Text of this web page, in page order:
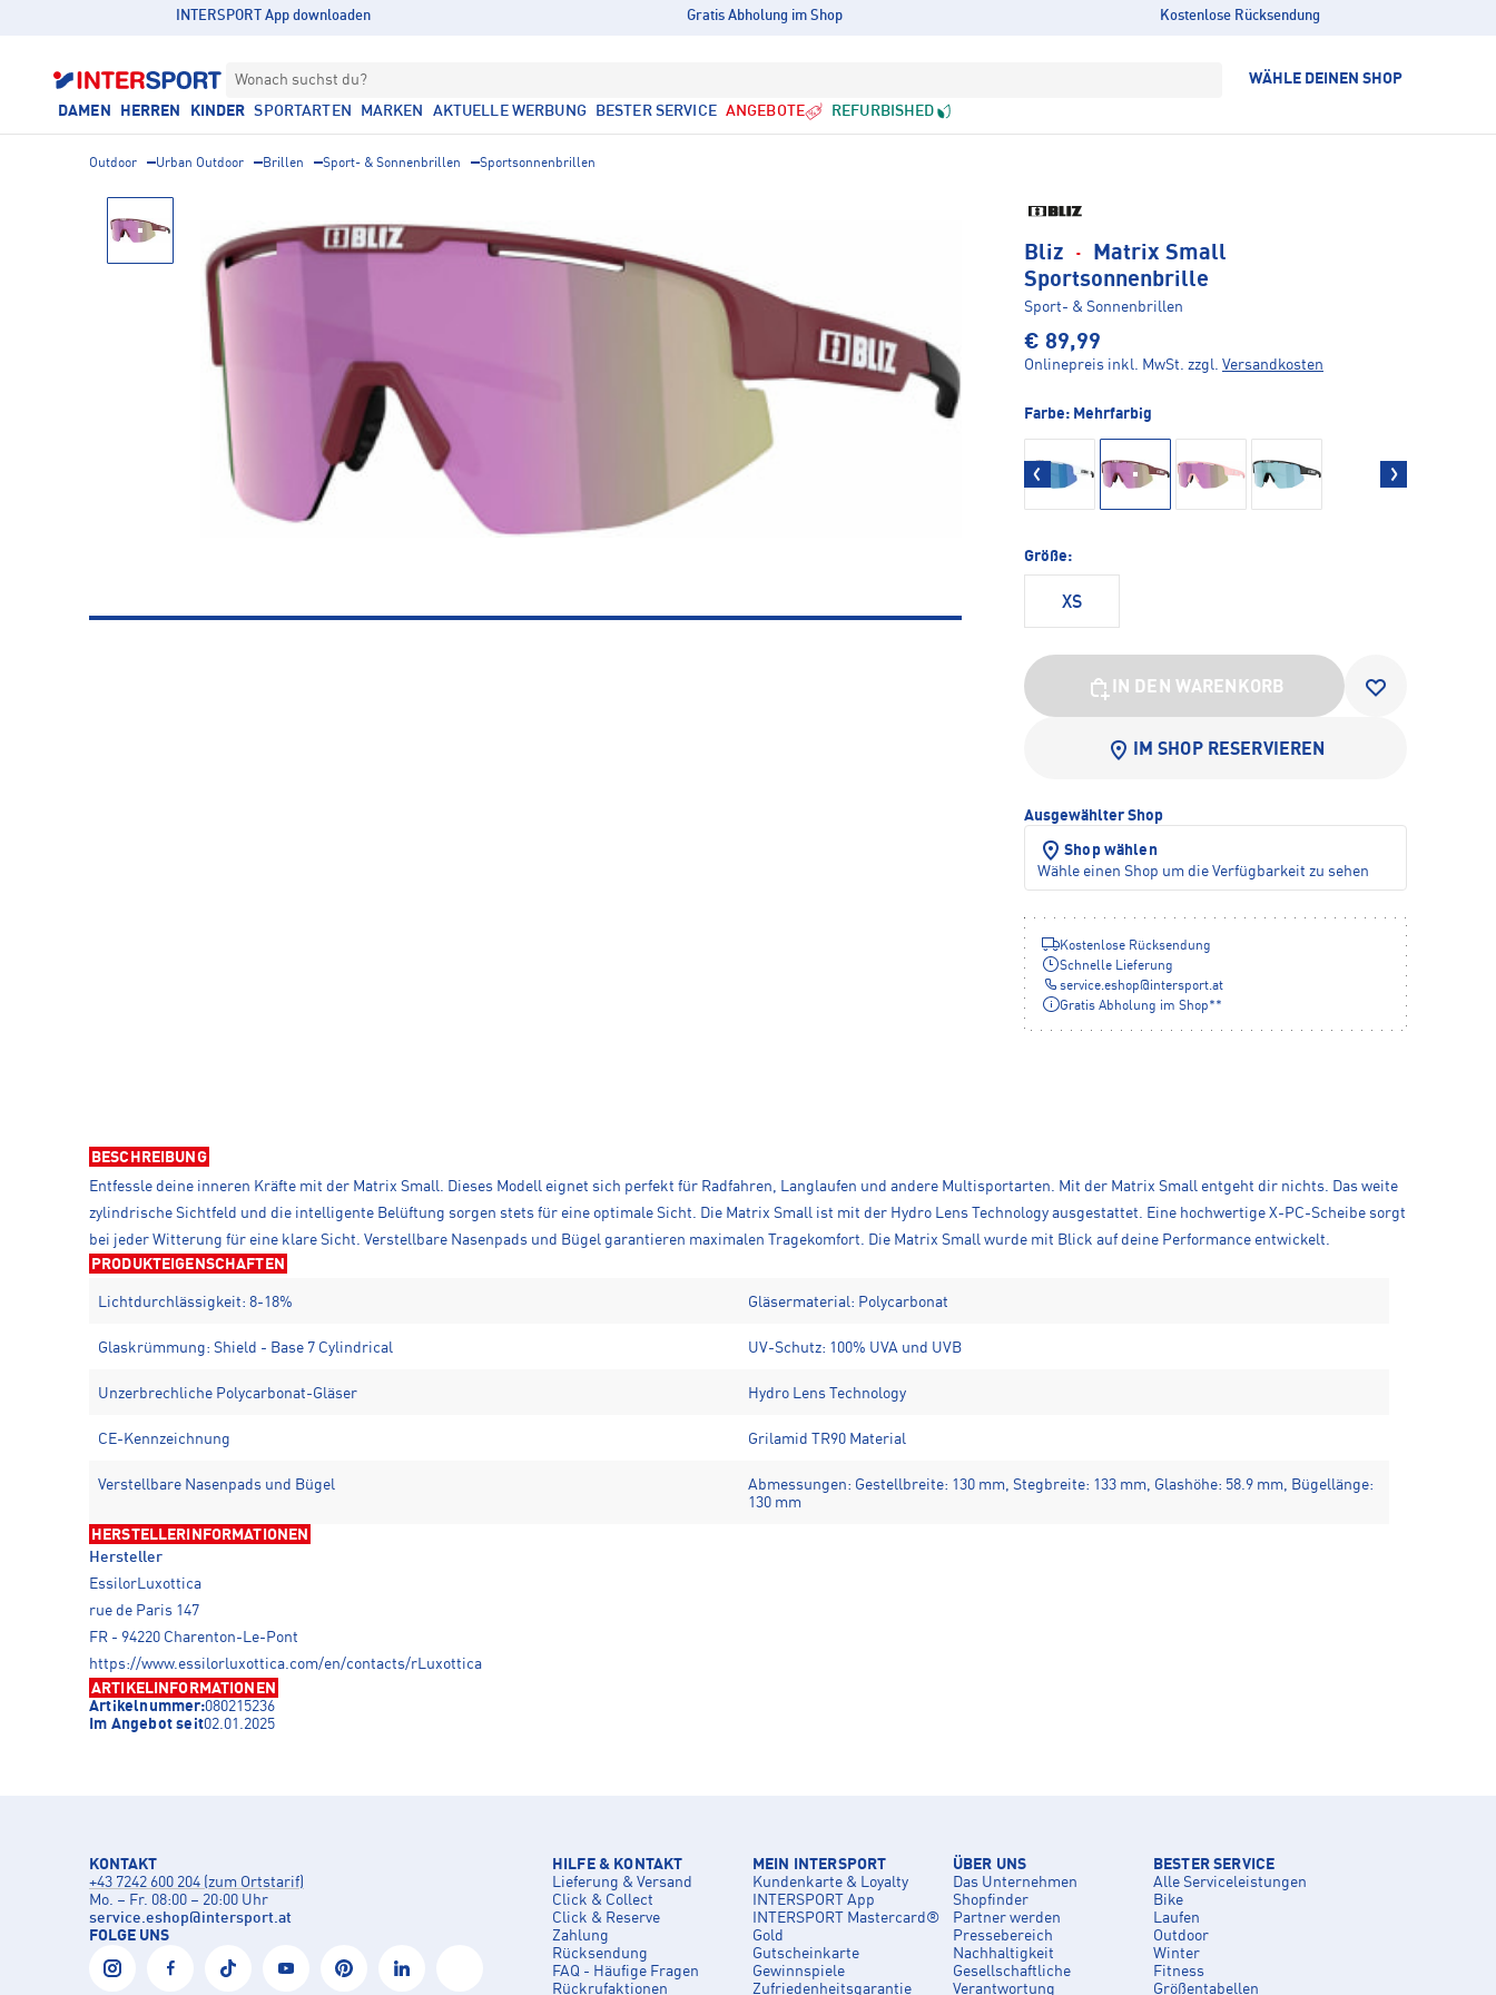
INTERSPORT App downloaden Gratis Abholung im Shop Kostenlose Rücksendung
Wonach suchst du? WÄHLE DEINEN SHOP
DAMEN HERREN KINDER SPORTARTEN MARKEN AKTUELLE WERBUNG BESTER SERVICE ANGEBOTE REFURBISHED
Outdoor Urban Outdoor Brillen Sport- & Sonnenbrillen Sportsonnenbrillen
Bliz · Matrix Small
Sportsonnenbrille
Sport- & Sonnenbrillen
€ 89,99
Onlinepreis inkl. MwSt. zzgl. Versandkosten
Farbe: Mehrfarbig
Größe:
XS
IN DEN WARENKORB
IM SHOP RESERVIEREN
Ausgewählter Shop
Shop wählen
Wähle einen Shop um die Verfügbarkeit zu sehen
Kostenlose Rücksendung
Schnelle Lieferung
service.eshop@ intersport.at
Gratis Abholung im Shop**
BESCHREIBUNG
Entfessle deine inneren Kräfte mit der Matrix Small. Dieses Modell eignet sich perfekt für Radfahren, Langlaufen und andere Multisportarten. Mit der Matrix Small entgeht dir nichts. Das weite
zylindrische Sichtfeld und die intelligente Belüftung sorgen stets für eine optimale Sicht. Die Matrix Small ist mit der Hydro Lens Technology ausgestattet. Eine hochwertige X-PC-Scheibe sorgt
bei jeder Witterung für eine klare Sicht. Verstellbare Nasenpads und Bügel garantieren maximalen Tragekomfort. Die Matrix Small wurde mit Blick auf deine Performance entwickelt.
PRODUKTEIGENSCHAFTEN
Lichtdurchlässigkeit: 8-18% Gläsermaterial: Polycarbonat
Glaskrümmung: Shield - Base 7 Cylindrical UV-Schutz: 100% UVA und UVB
Unzerbrechliche Polycarbonat-Gläser Hydro Lens Technology
CE-Kennzeichnung Grilamid TR90 Material
Verstellbare Nasenpads und Bügel
Abmessungen: Gestellbreite: 130 mm, Stegbreite: 133 mm, Glashöhe: 58.9 mm, Bügellänge:
130 mm
HERSTELLERINFORMATIONEN
Hersteller
EssilorLuxottica
rue de Paris 147
FR - 94220 Charenton-Le-Pont
https://www.essilorluxottica.com/en/contacts/rLuxottica
ARTIKELINFORMATIONEN
Artikelnummer:080215236
Im Angebot seit02.01.2025
KONTAKT
+43 7242 600 204 (zum Ortstarif)
Mo. – Fr. 08:00 – 20:00 Uhr
service.eshop@intersport.at
FOLGE UNS
HILFE & KONTAKT
Lieferung & Versand
Click & Collect
Click & Reserve
Zahlung
Rücksendung
FAQ - Häufige Fragen
Rückrufaktionen
MEIN INTERSPORT
Kundenkarte & Loyalty
INTERSPORT App
INTERSPORT Mastercard®
Gold
Gutscheinkarte
Gewinnspiele
Zufriedenheitsgarantie
ÜBER UNS
Das Unternehmen
Shopfinder
Partner werden
Pressebereich
Nachhaltigkeit
Gesellschaftliche
Verantwortung
BESTER SERVICE
Alle Serviceleistungen
Bike
Laufen
Outdoor
Winter
Fitness
Größentabellen